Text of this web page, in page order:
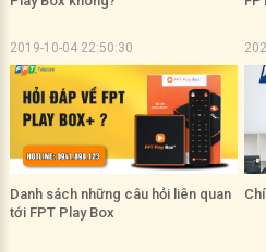
2019-10-04 22:50:30
Danh sách những câu hỏi liên quan
tới FPT Play Box